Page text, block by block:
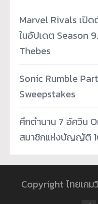
Marvel Rivals เปิด
ในอัปเดต Season
Thebes
Sonic Rumble
Sweepstakes
ศึกตำนาน 7 อัศวิน
สมาชิกแห่งบัญญัติ
Copyright ไทยเกม